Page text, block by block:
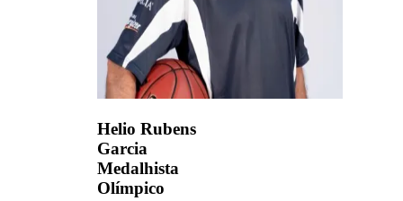
Helio Rubens
Garcia
Medalhista
Olímpico